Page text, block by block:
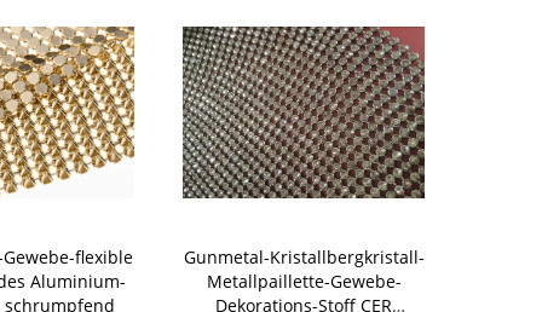
flexible
Aluminium-
Gunmetal-Kristallbergkristall-
Metallpaillette-Gewebe-
Dekorations-Stoff CER